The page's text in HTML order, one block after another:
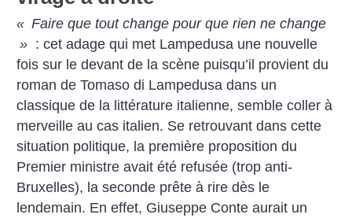
« Faire que tout change pour que rien ne change
» : cet adage qui met Lampedusa une nouvelle
fois sur le devant de la scène puisqu’il provient du
roman de Tomaso di Lampedusa dans un
classique de la littérature italienne, semble coller à
merveille au cas italien. Se retrouvant dans cette
situation politique, la première proposition du
Premier ministre avait été refusée (trop anti-
Bruxelles), la seconde prête à rire dès le
lendemain. En effet, Giuseppe Conte aurait un